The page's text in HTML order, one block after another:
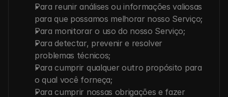
Para reunir análises ou informações valiosas
para que possamos melhorar nosso Serviço;
Para monitorar o uso do nosso Serviço;
Para detectar, prevenir e resolver
problemas técnicos;
Para cumprir qualquer outro propósito para
o qual você forneça;
Para cumprir nossas obrigações e fazer